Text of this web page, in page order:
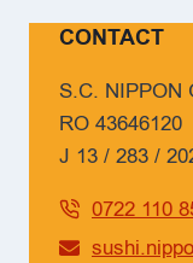
CONTACT
S.C. NIPPON
RO 43646120
J 13 / 283 /
0722 110